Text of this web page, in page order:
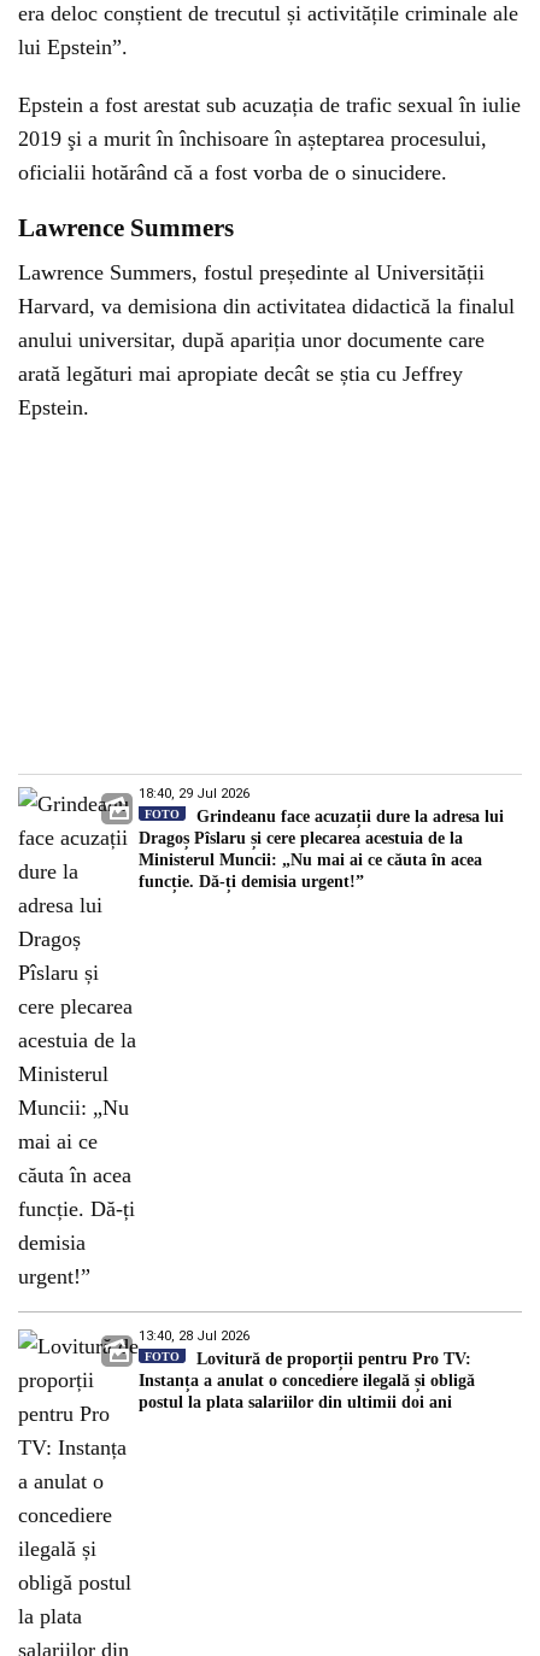
era deloc conștient de trecutul și activitățile criminale ale
lui Epstein”.
Epstein a fost arestat sub acuzația de trafic sexual în iulie
2019 şi a murit în închisoare în așteptarea procesului,
oficialii hotărând că a fost vorba de o sinucidere.
Lawrence Summers
Lawrence Summers, fostul președinte al Universității
Harvard, va demisiona din activitatea didactică la finalul
anului universitar, după apariția unor documente care
arată legături mai apropiate decât se știa cu Jeffrey
Epstein.
18:40, 29 Jul 2026
FOTO
Grindeanu face acuzații dure la adresa lui
Dragoș Pîslaru și cere plecarea acestuia de la
Ministerul Muncii: „Nu mai ai ce căuta în acea
funcție. Dă-ți demisia urgent!”
13:40, 28 Jul 2026
FOTO
Lovitură de proporții pentru Pro TV:
Instanța a anulat o concediere ilegală și obligă
postul la plata salariilor din ultimii doi ani